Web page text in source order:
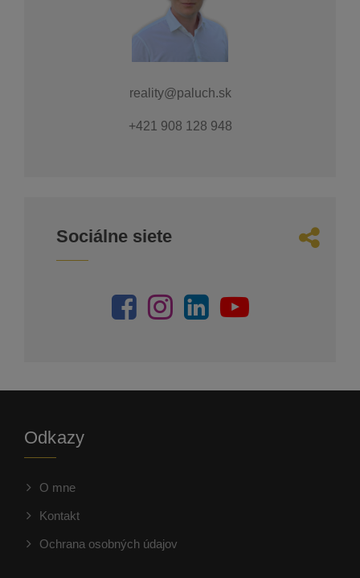
reality@paluch.sk
+421 908 128 948
Sociálne siete
Odkazy
O mne
Kontakt
Ochrana osobných údajov